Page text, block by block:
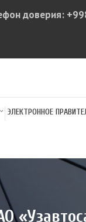
доверия:
ЭЛЕКТРОННОЕ